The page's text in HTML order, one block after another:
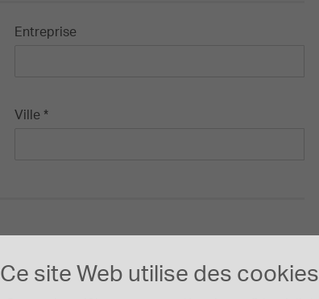
Ce site Web utilise des cookies
Entreprise
Ville *